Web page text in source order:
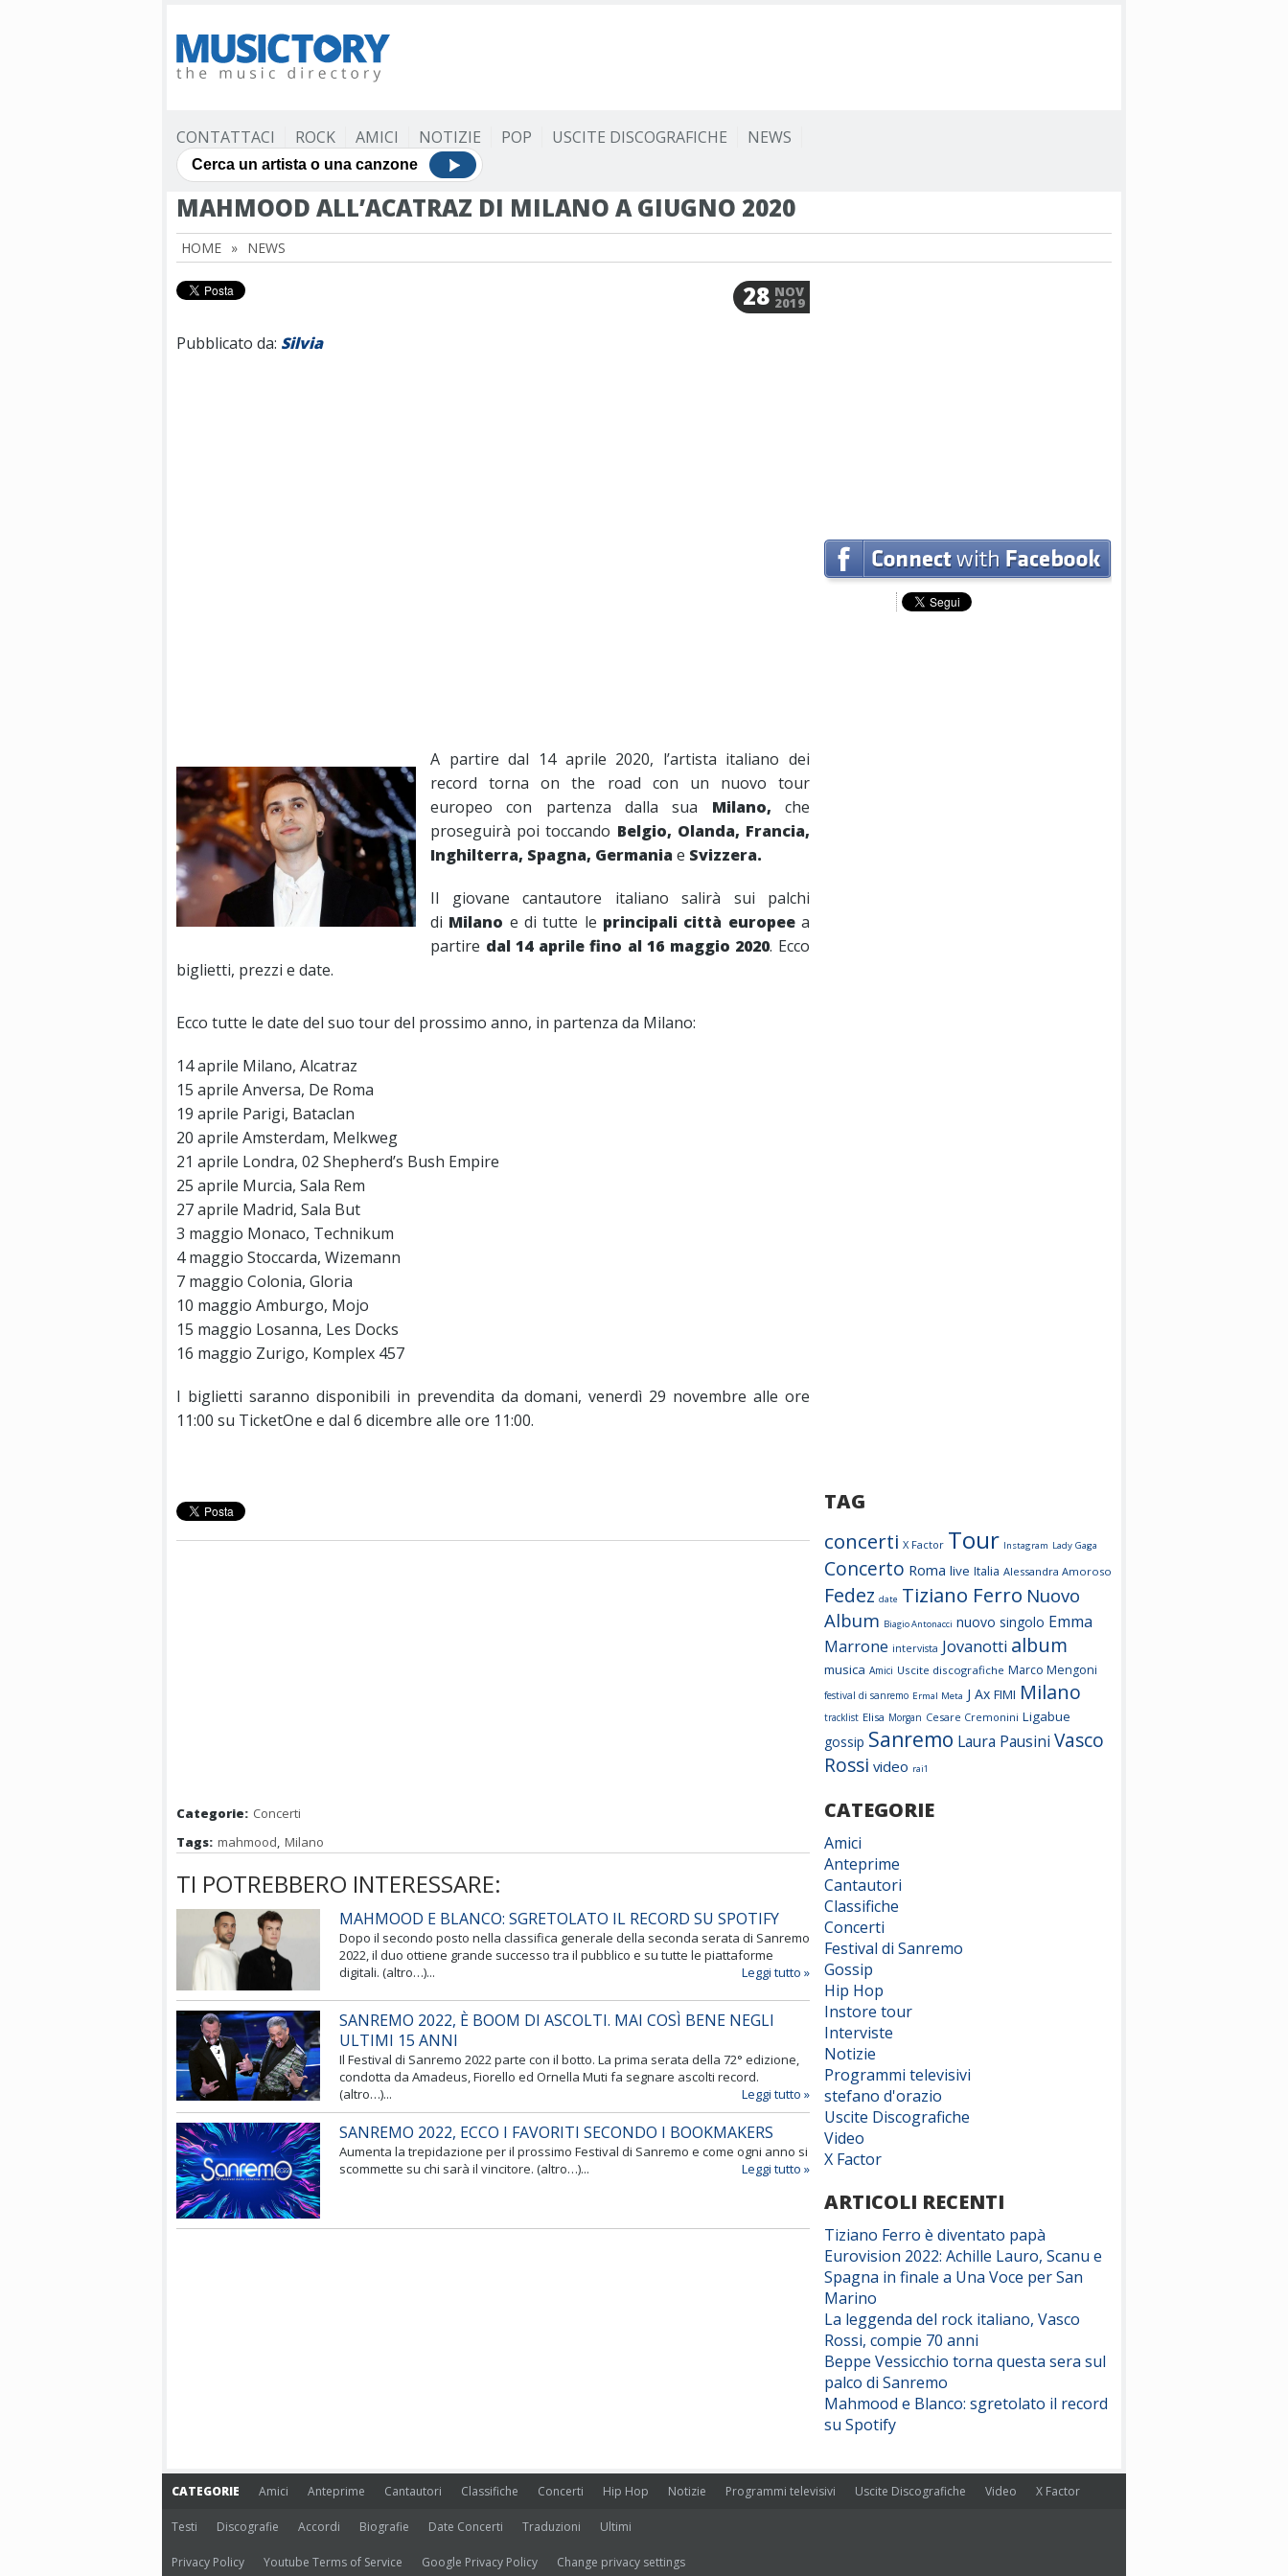
CONTATTACI ROCK AMICI NOTIZIE POP USCITE DISCOGRAFICHE NEWS
MAHMOOD ALL’ACATRAZ DI MILANO A GIUGNO 2020
HOME » NEWS
28 NOV
2019
Pubblicato da: Silvia
A partire dal 14 aprile 2020, l’artista italiano dei
record torna on the road con un nuovo tour
europeo con partenza dalla sua Milano, che
proseguirà poi toccando Belgio, Olanda, Francia,
Inghilterra, Spagna, Germaniae Svizzera.
Il giovane cantautore italiano salirà sui palchi
di Milano e di tutte le principali città europeea
partire dal 14 aprile fino al 16 maggio 2020. Ecco
biglietti, prezzi e date.
Ecco tutte le date del suo tour del prossimo anno, in partenza da Milano:
14 aprile Milano, Alcatraz
15 aprile Anversa, De Roma
19 aprile Parigi, Bataclan
20 aprile Amsterdam, Melkweg
21 aprile Londra, 02 Shepherd’s Bush Empire
25 aprile Murcia, Sala Rem
27 aprile Madrid, Sala But
3 maggio Monaco, Technikum
4 maggio Stoccarda, Wizemann
7 maggio Colonia, Gloria
10 maggio Amburgo, Mojo
15 maggio Losanna, Les Docks
16 maggio Zurigo, Komplex 457
I biglietti saranno disponibili in prevendita da domani, venerdì 29 novembre alle ore
11:00 su TicketOne e dal 6 dicembre alle ore 11:00.
Categorie: Concerti
Tags: mahmood, Milano
TI POTREBBERO INTERESSARE:
MAHMOOD E BLANCO: SGRETOLATO IL RECORD SU SPOTIFY
Dopo il secondo posto nella classifica generale della seconda serata di Sanremo
2022, il duo ottiene grande successo tra il pubblico e su tutte le piattaforme
digitali. (altro…)...
Leggi tutto »
SANREMO 2022, È BOOM DI ASCOLTI. MAI COSÌ BENE NEGLI
ULTIMI 15 ANNI
Il Festival di Sanremo 2022 parte con il botto. La prima serata della 72° edizione,
condotta da Amadeus, Fiorello ed Ornella Muti fa segnare ascolti record.
(altro…)...
Leggi tutto »
SANREMO 2022, ECCO I FAVORITI SECONDO I BOOKMAKERS
Aumenta la trepidazione per il prossimo Festival di Sanremo e come ogni anno si
scommette su chi sarà il vincitore. (altro…)...
Leggi tutto »
TAG
concerti X Factor Tour Instagram Lady Gaga
Concerto Roma live Italia Alessandra Amoroso
Fedez date Tiziano Ferro Nuovo
Album Biagio Antonacci nuovo singolo Emma
Marrone intervista Jovanotti album
musica Amici Uscite discografiche Marco Mengoni
festival di sanremo Ermal Meta J Ax FIMI Milano
tracklist Elisa Morgan Cesare Cremonini Ligabue
gossip Sanremo Laura Pausini Vasco
Rossi video rai1
CATEGORIE
Amici
Anteprime
Cantautori
Classifiche
Concerti
Festival di Sanremo
Gossip
Hip Hop
Instore tour
Interviste
Notizie
Programmi televisivi
stefano d'orazio
Uscite Discografiche
Video
X Factor
ARTICOLI RECENTI
Tiziano Ferro è diventato papà
Eurovision 2022: Achille Lauro, Scanu e
Spagna in finale a Una Voce per San
Marino
La leggenda del rock italiano, Vasco
Rossi, compie 70 anni
Beppe Vessicchio torna questa sera sul
palco di Sanremo
Mahmood e Blanco: sgretolato il record
su Spotify
CATEGORIE Amici Anteprime Cantautori Classifiche Concerti Hip Hop Notizie Programmi televisivi Uscite Discografiche Video X Factor
Testi Discografie Accordi Biografie Date Concerti Traduzioni Ultimi
Privacy Policy Youtube Terms of Service Google Privacy Policy Change privacy settings